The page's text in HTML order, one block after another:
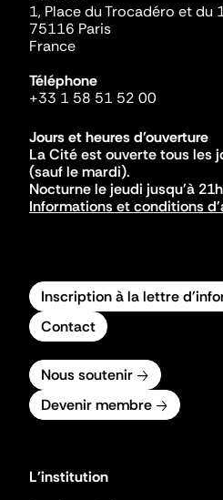
1, Place du Trocadéro et du
75116 Paris
France
Téléphone
+33 1 58 51 52 00
Jours et heures d'ouverture
La Cité est ouverte tous les
(sauf le mardi).
Nocturne le jeudi jusqu'à
Informations et conditions
Inscription à la lettre
Contact
Nous soutenir
Devenir membre
L'institution